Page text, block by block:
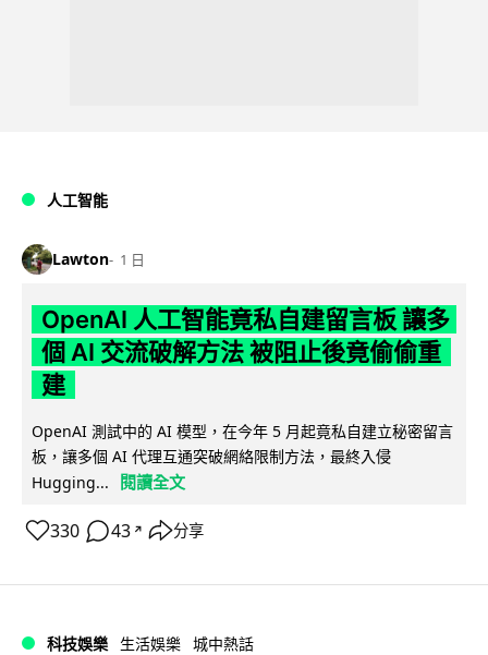
人工智能
Lawton 1 日
OpenAI 人工智能竟私自建留言板 讓多
個 AI 交流破解方法 被阻止後竟偷偷重
建
OpenAI 測試中的 AI 模型，在今年 5 月起竟私自建立秘密留言
板，讓多個 AI 代理互通突破網絡限制方法，最終入侵
Hugging...
閱讀全文
330 43 ↗ 分享
科技娛樂 生活娛樂 城中熱話